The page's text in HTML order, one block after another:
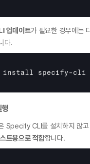
업데이트가 필요한 경우에는
다.
install specify-cli
Specify CLI를 설치하지 않
트용으로 적합합니다.